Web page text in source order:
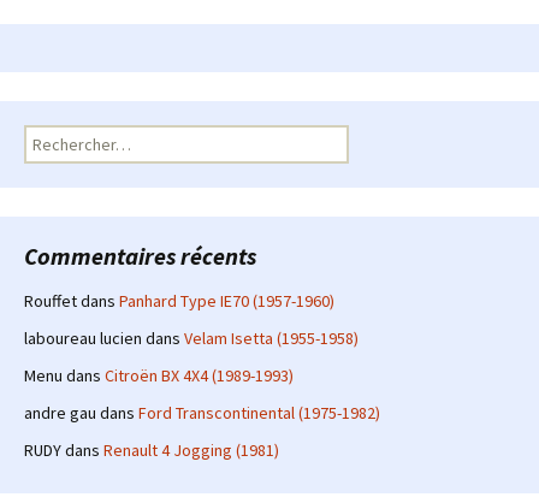
Rechercher :
Commentaires récents
Rouffetdans Panhard Type IE70 (1957-1960)
laboureau lucien dans Velam Isetta (1955-1958)
Menu dans Citroën BX 4X4 (1989-1993)
andre gau dans Ford Transcontinental (1975-1982)
RUDYdans Renault 4 Jogging (1981)